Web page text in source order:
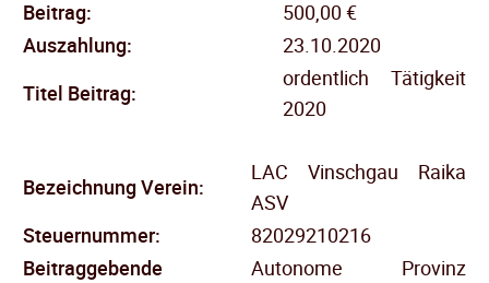
Beitrag:
500,00 €
Auszahlung:
23.10.2020
Titel Beitrag:
ordentlich Tätigkeit
2020
Bezeichnung Verein:
LAC Vinschgau Raika
ASV
Steuernummer:
82029210216
Beitraggebende
Autonome Provinz